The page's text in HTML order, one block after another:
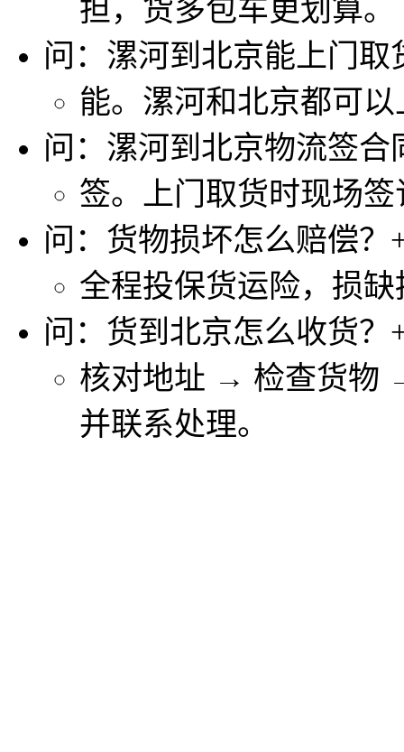
担，货多包车更划算。
问：漯河到北京能上门取
能。漯河和北京都可
问：漯河到北京物流签合
签。上门取货时现场
问：货物损坏怎么赔偿？
全程投保货运险，损
问：货到北京怎么收货？
核对地址 → 检查货物
并联系处理。